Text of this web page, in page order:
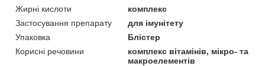
Жирні кислоти
комплекс
Застосування препарату
для імунітету
Упаковка
Блістер
Корисні речовини
комплекс вітамінів, мікро- та
макроелементів